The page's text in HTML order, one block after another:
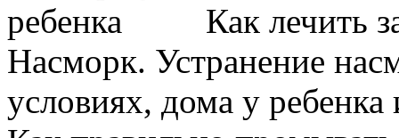
Как лечить
Насморк. Устранение
условиях, дома у